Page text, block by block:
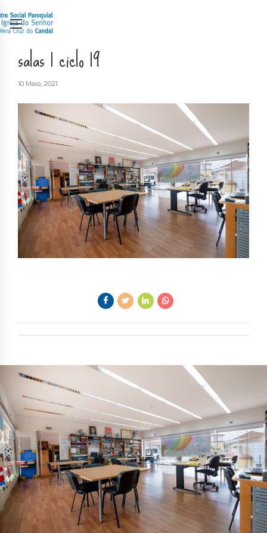
salas 1 ciclo 19
10 Maio, 2021